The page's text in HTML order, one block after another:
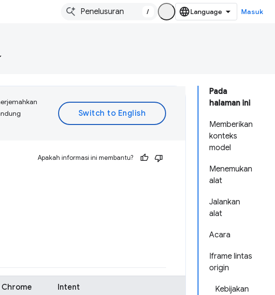
/ Masuk
Pada
halaman ini
Memberikan
konteks
model
Menemukan
alat
Jalankan
alat
Acara
Iframe lintas
origin
Kebijakan
Apakah informasi ini membantu?
Intent